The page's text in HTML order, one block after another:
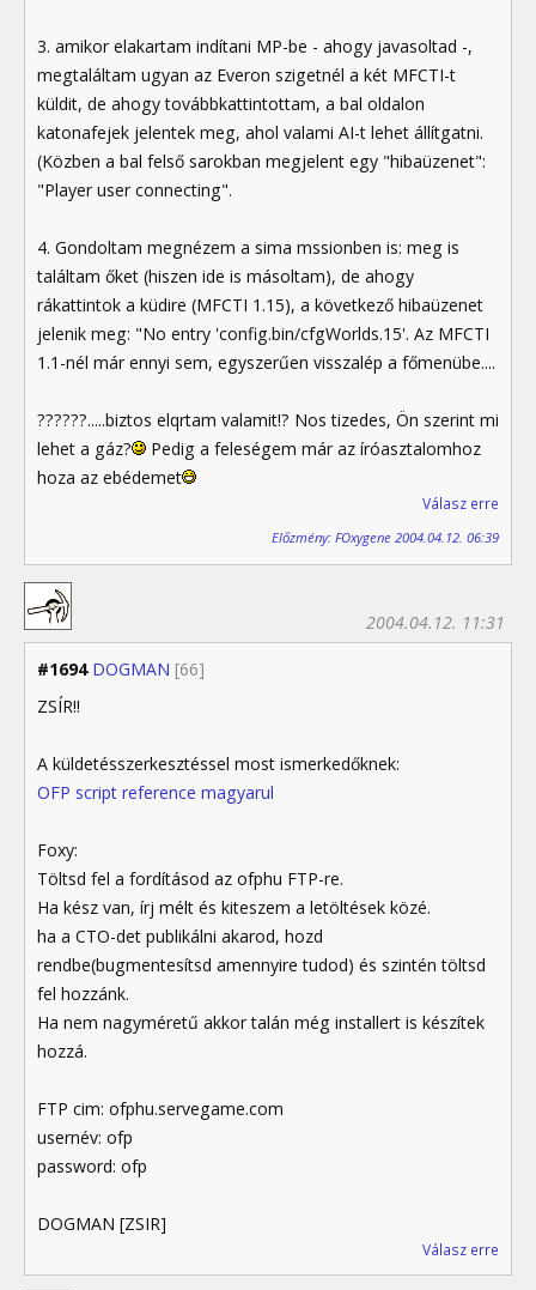
3. amikor elakartam indítani MP-be - ahogy javasoltad -,
megtaláltam ugyan az Everon szigetnél a két MFCTI-t
küldit, de ahogy továbbkattintottam, a bal oldalon
katonafejek jelentek meg, ahol valami AI-t lehet állítgatni.
(Közben a bal felső sarokban megjelent egy "hibaüzenet":
"Player user connecting".
4. Gondoltam megnézem a sima mssionben is: meg is
találtam őket (hiszen ide is másoltam), de ahogy
rákattintok a küdire (MFCTI 1.15), a következő hibaüzenet
jelenik meg: "No entry 'config.bin/cfgWorlds.15'. Az MFCTI
1.1-nél már ennyi sem, egyszerűen visszalép a főmenübe....
??????.....biztos elqrtam valamit!? Nos tizedes, Ön szerint mi
lehet a gáz?
Pedig a feleségem már az íróasztalomhoz
hoza az ebédemet
Válasz erre
Előzmény: FOxygene 2004.04.12. 06:39
#1694 DOGMAN [66]
2004.04.12. 11:31
ZSÍR!!
A küldetésszerkesztéssel most ismerkedőknek:
OFP script reference magyarul
Foxy:
Töltsd fel a fordításod az ofphu FTP-re.
Ha kész van, írj mélt és kiteszem a letöltések közé.
ha a CTO-det publikálni akarod, hozd
rendbe(bugmentesítsd amennyire tudod) és szintén töltsd
fel hozzánk.
Ha nem nagyméretű akkor talán még installert is készítek
hozzá.
FTP cim: ofphu.servegame.com
usernév: ofp
password: ofp
DOGMAN [ZSIR]
Válasz erre